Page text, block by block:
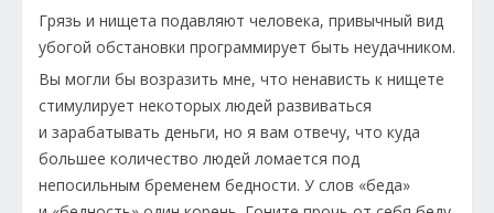
Грязь и нищета подавляют человека, привычный вид
убогой обстановки программирует быть неудачником.
Вы могли бы возразить мне, что ненависть к нищете
стимулирует некоторых людей развиваться
и зарабатывать деньги, но я вам отвечу, что куда
большее количество людей ломается под
непосильным бременем бедности. У слов «беда»